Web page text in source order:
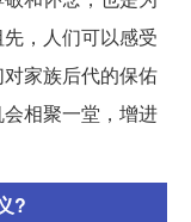
，人们可以感受
家族后代的保佑
相聚一堂，增进
?